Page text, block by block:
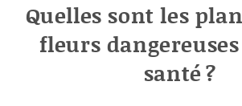
Quelles sont les
fleurs
santé ?